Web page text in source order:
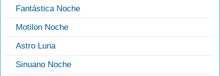
Fantástica Noche
Motilon Noche
Astro Luna
Sinuano Noche